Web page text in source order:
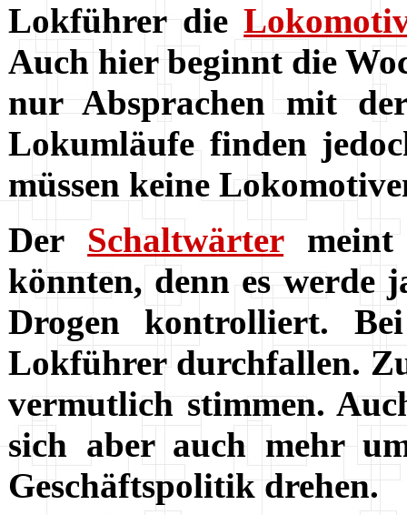
Lokführer die
Auch hier beginnt die
nur Absprachen mit
Lokumläufe finden
müssen keine
Der Schaltwärtermeint
könnten, denn es werde
Drogen kontrolliert.
Lokführer durchfallen.
vermutlich stimmen.
sich aber auch mehr
Geschäftspolitik drehen.